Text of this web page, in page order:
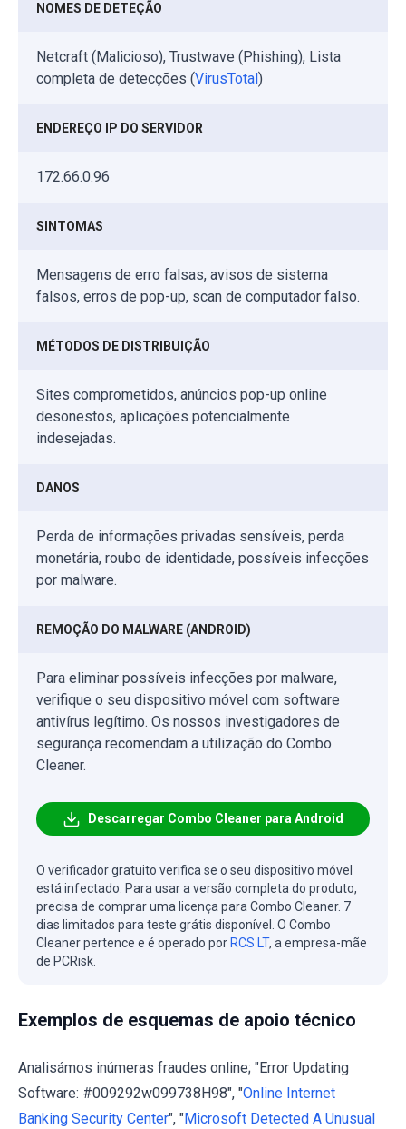
NOMES DE DETEÇÃO
Netcraft (Malicioso), Trustwave (Phishing), Lista
completa de detecções (VirusTotal)
ENDEREÇO IP DO SERVIDOR
172.66.0.96
SINTOMAS
Mensagens de erro falsas, avisos de sistema
falsos, erros de pop-up, scan de computador falso.
MÉTODOS DE DISTRIBUIÇÃO
Sites comprometidos, anúncios pop-up online
desonestos, aplicações potencialmente
indesejadas.
DANOS
Perda de informações privadas sensíveis, perda
monetária, roubo de identidade, possíveis infecções
por malware.
REMOÇÃO DO MALWARE (ANDROID)
Para eliminar possíveis infecções por malware,
verifique o seu dispositivo móvel com software
antivírus legítimo. Os nossos investigadores de
segurança recomendam a utilização do Combo
Cleaner.
Descarregar Combo Cleaner para Android
O verificador gratuito verifica se o seu dispositivo móvel
está infectado. Para usar a versão completa do produto,
precisa de comprar uma licença para Combo Cleaner. 7
dias limitados para teste grátis disponível. O Combo
Cleaner pertence e é operado por RCS LT, a empresa-mãe
de PCRisk.
Exemplos de esquemas de apoio técnico
Analisámos inúmeras fraudes online; "Error Updating
Software: #009292w099738H98", "Online Internet
Banking Security Center", "Microsoft Detected A Unusual